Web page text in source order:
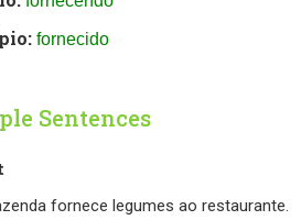
fornecido
Sentences
fornece legumes ao restaurante.